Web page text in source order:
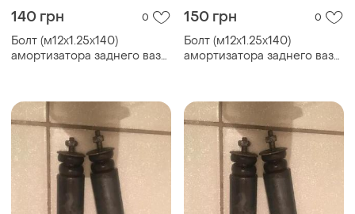
140 грн 0
Болт (м12х1.25х140)
амортизатора заднего ваз
150 грн 0
Болт (м12х1.25х140)
амортизатора заднего ваз